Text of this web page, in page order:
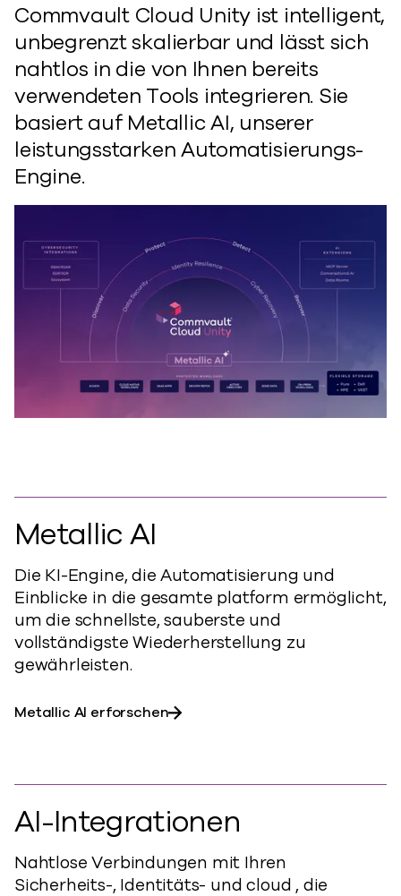
Commvault Cloud Unity ist intelligent,
unbegrenzt skalierbar und lässt sich
nahtlos in die von Ihnen bereits
verwendeten Tools integrieren. Sie
basiert auf Metallic AI, unserer
leistungsstarken Automatisierungs-
Engine.
Metallic AI
Die KI-Engine, die Automatisierung und
Einblicke in die gesamte platform ermöglicht,
um die schnellste, sauberste und
vollständigste Wiederherstellung zu
gewährleisten.
Metallic AI erforschen
AI-Integrationen
Nahtlose Verbindungen mit Ihren
Sicherheits-, Identitäts- und cloud , die